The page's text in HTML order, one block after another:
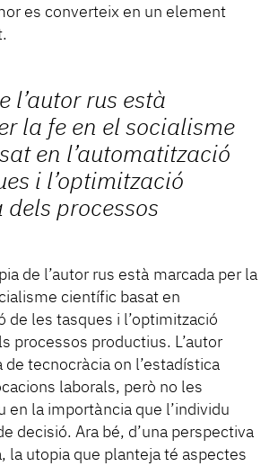
es converteix en un element
l’autor rus està
la fe en el socialisme
en l’automatització
i l’optimització
dels processos
de l’autor rus està marcada per la
científic basat en
de les tasques i l’optimització
processos productius. L’autor
de tecnocràcia on l’estadística
laborals, però no les
en la importància que l’individu
decisió. Ara bé, d’una perspectiva
la utopia que planteja té aspectes